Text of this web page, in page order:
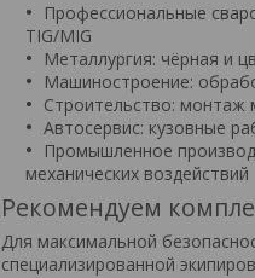
Профессиональные
TIG/MIG
Металлургия: чёрная и
Машиностроение:
Строительство: монтаж
Автосервис: кузовные
Промышленное
механических воздействий
Рекомендуем
Для максимальной
специализированной